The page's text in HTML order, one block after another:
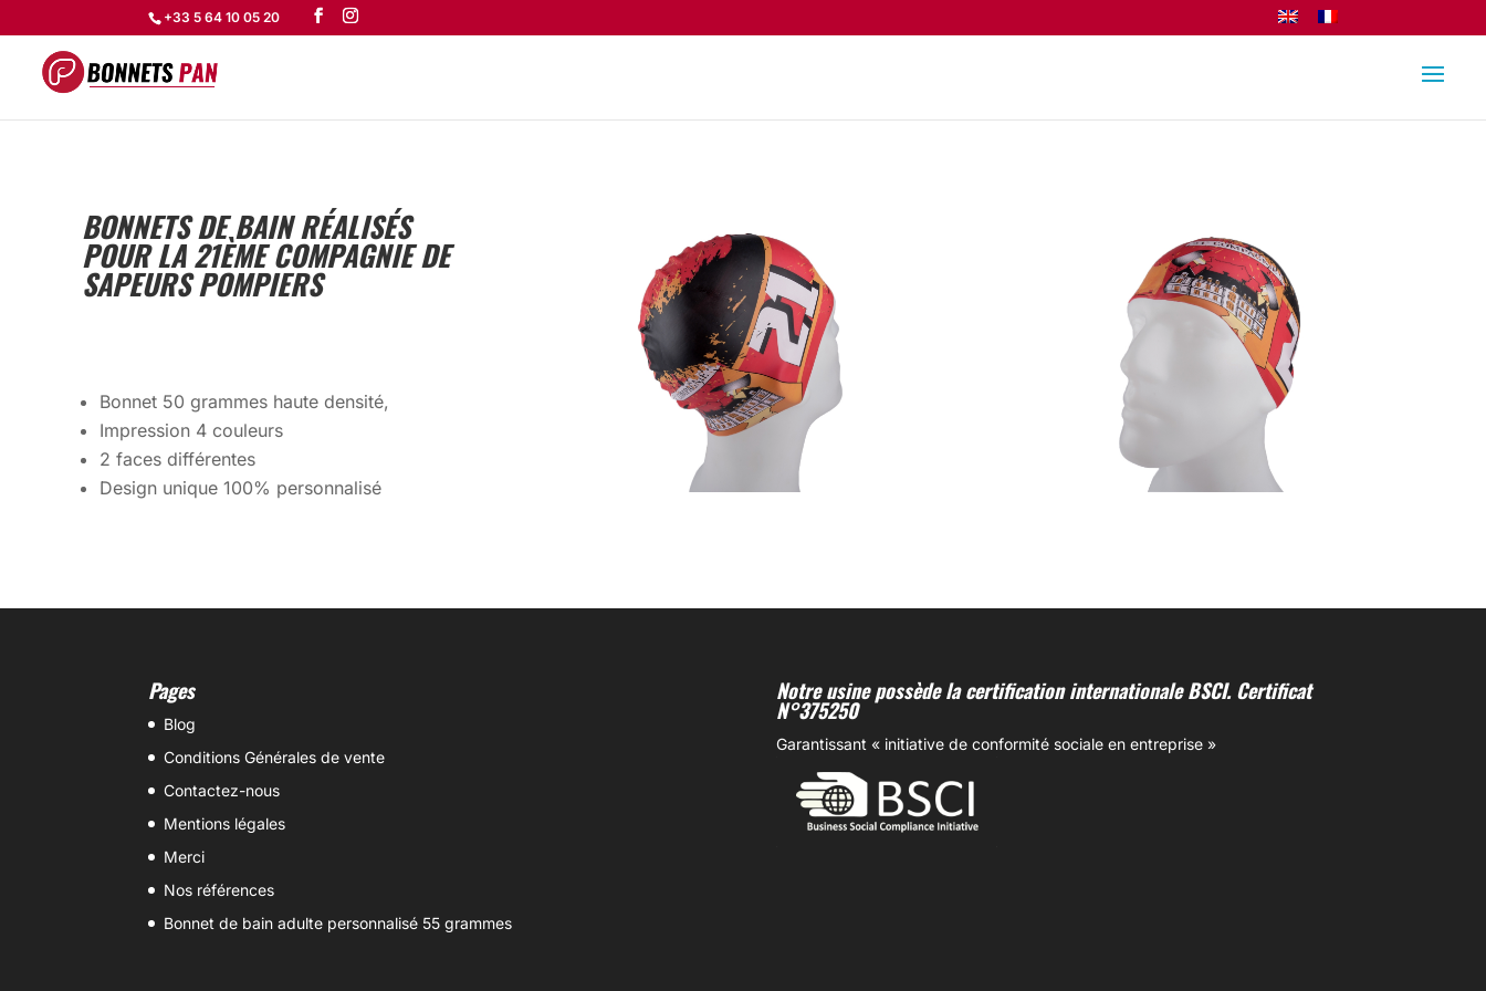
+33 5 64 10 05 20
BONNETS DE BAIN RÉALISÉS
POUR LA 21ÈME COMPAGNIE DE
SAPEURS POMPIERS
Bonnet 50 grammes haute densité,
Impression 4 couleurs
2 faces différentes
Design unique 100% personnalisé
Pages
Blog
Conditions Générales de vente
Contactez-nous
Mentions légales
Merci
Nos références
Bonnet de bain adulte personnalisé 55 grammes
Notre usine possède la certification internationale BSCI. Certificat
N°375250
Garantissant « initiative de conformité sociale en entreprise »